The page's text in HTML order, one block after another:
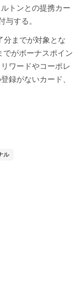
トンとの提携カー
与する。
分までが対象とな
がボーナスポイン
ワードやコーポレ
録がないカード、
ル